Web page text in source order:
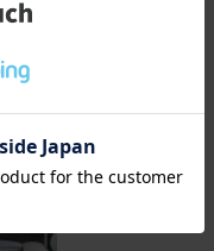
できます 納品事